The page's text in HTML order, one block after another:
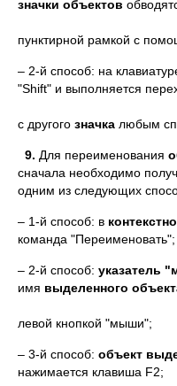
значки объектов
пунктирной рамкой с
– 2-й способ: на
"Shift" и выполняется
с другого значка любым
9. Для переименования
сначала необходимо
одним из следующих
– 1-й способ: в
команда "Переименовать";
– 2-й способ: указатель
имя выделенного
левой кнопкой "мыши";
– 3-й способ: объект
нажимается клавиша F2;